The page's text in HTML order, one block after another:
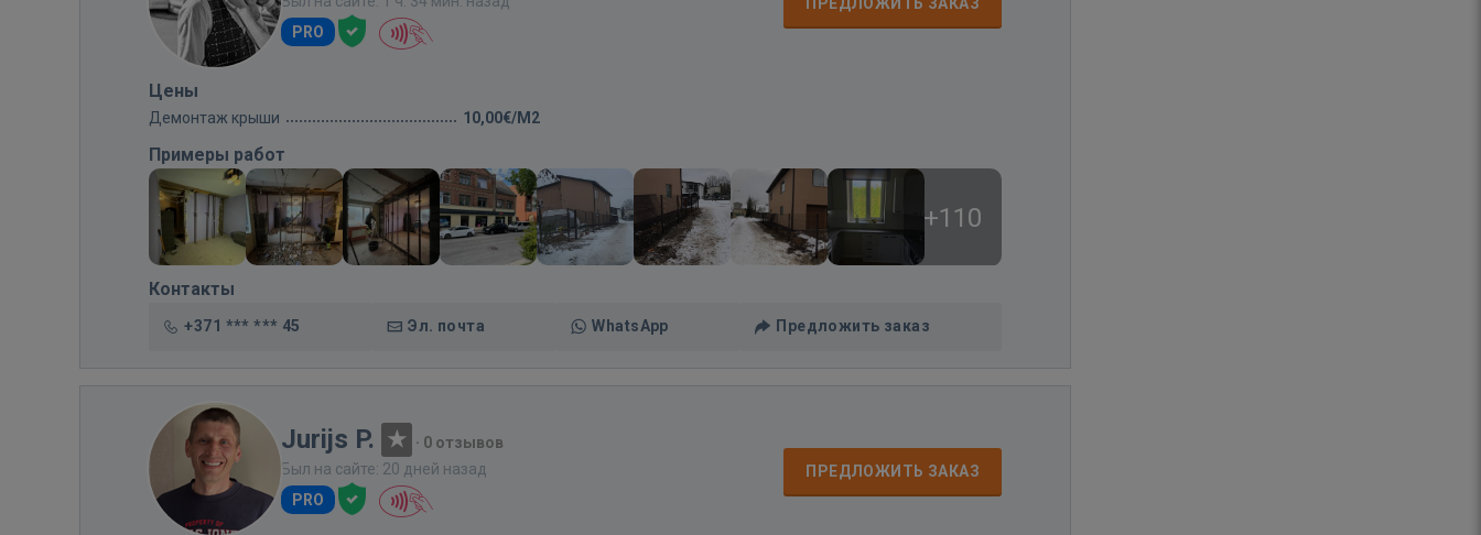
PRO
Цены
Демонтаж крыши 10,00€/M2
Примеры работ
+110
Контакты
+371 *** *** 45 Эл. почта WhatsApp Предложить заказ
Jurijs P. · 0 отзывов
Был на сайте: 20 дней назад
PRO
ПРЕДЛОЖИТЬ ЗАКАЗ